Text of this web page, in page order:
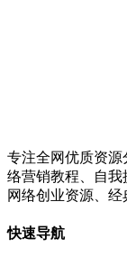
专注全网优质资源
络营销教程、自我
网络创业资源、经
快速导航